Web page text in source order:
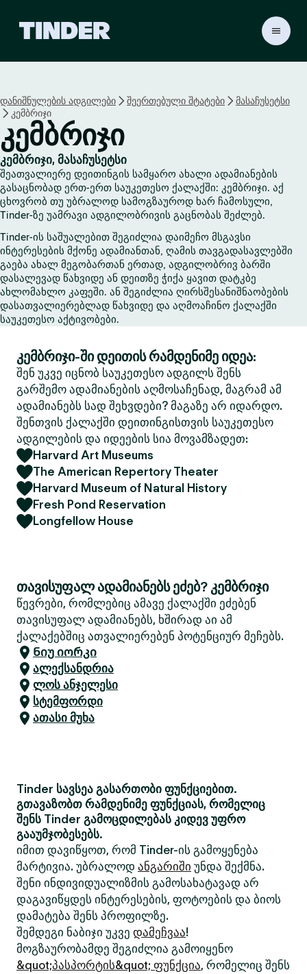
r
o
m
e
დანიშნულების ადგილები შეერთებული შტატები
მასაჩუსეტსი
კემბრიჯი
კემბრიჯი
კემბრიჯი, მასაჩუსეტსი
შეათვალიერე დეითინგის სამყარო ახალი ადამიანების
გასაცნობად ერთ-ერთ საუკეთესო ქალაქში: კემბრიჯი. აქ
ცხოვრობ თუ უბრალოდ სამოგზაუროდ ხარ ჩამოსული,
Tinder-ზე უამრავი ადგილობრივის გაცნობას შეძლებ.
Tinder-ის საშუალებით შეგიძლია დაიმეჩო მსგავსი
ინტერესების მქონე ადამიანთან, ღამის თავგადასავლებში
გაება ახალ მეგობართან ერთად, ადგილობრივ ბარში
დასალევად წახვიდე ან დეითზე ჭიქა ყავით დატკბე
ახლომახლო კაფეში. ან შეგიძლია ღირსშესანიშნაობების
დასათვალიერებლად წახვიდე და აღმოაჩინო ქალაქში
საუკეთესო აქტივობები.
კემბრიჯი-ში დეითის რამდენიმე იდეა:
შენ უკვე იცნობ საუკეთესო ადგილს შენს
გარშემო ადამიანების აღმოსაჩენად, მაგრამ ამ
ადამიანებს სად შეხვდები? მაგაზე არ იდარდო.
შენთვის ქალაქში დეითინგისთვის საუკეთესო
ადგილების და იდეების სია მოვამზადეთ:
Harvard Art Museums
The American Repertory Theater
Harvard Museum of Natural History
Fresh Pond Reservation
Longfellow House
თავისუფალ ადამიანებს ეძებ? კემბრიჯი
წევრები, რომლებიც ამავე ქალაქში ეძებენ
თავისუფალ ადამიანებს, ხშირად აი ამ
ქალაქებშიც ათვალიერებენ პოტენციურ მეჩებს.
Ნიუ იორკი
ალექსანდრია
ლოს ანჯელესი
სტემფორდი
ათასი მუხა
Tinder სავსეა გასართობი ფუნქციებით.
გთავაზობთ რამდენიმე ფუნქციას, რომელიც
შენს Tinder გამოცდილებას კიდევ უფრო
გააუმჯობესებს.
იმით დავიწყოთ, რომ Tinder-ის გამოყენება
მარტივია. უბრალოდ ანგარიში უნდა შექმნა.
შენი ინდივიდუალიზმის გამოსახატავად არ
დაგავიწყდეს ინტერესების, ფოტოების და ბიოს
დამატება შენს პროფილზე.
შემდეგი ნაბიჯი უკვე დამეჩვაა!
მოგზაურობამდე შეგიძლია გამოიყენო
&quot;პასპორტის&quot; ფუნქცია, რომელიც შენს